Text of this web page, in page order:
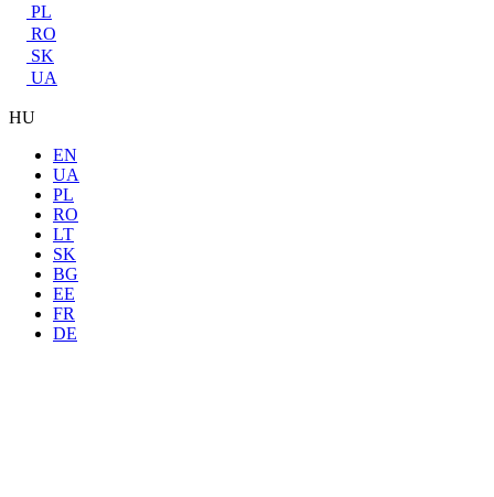
PL
RO
SK
UA
HU
EN
UA
PL
RO
LT
SK
BG
EE
FR
DE